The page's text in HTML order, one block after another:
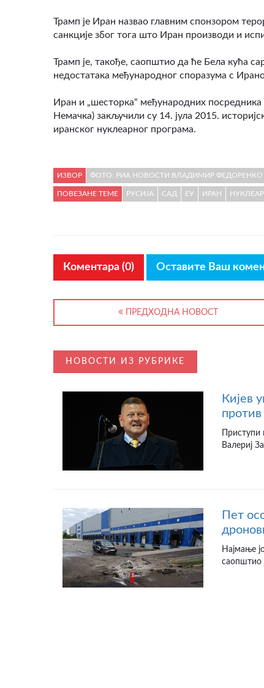
​Трамп је Иран назвао главним спонзором
санкције због тога што Иран производи и
Трамп је, такође, саопштио да ће Бела кућа
недостатака међународног споразума с
Иран и „шесторка“ међународних
Немачка) закључили су 14. јула 2015.
иранског нуклеарног програма.
ИЗВОР ФОТО: РИА НОВОСТИ ВЛАДИМИР ФЕДОРЕНКО /
ПОВЕЗАНЕ ТЕМЕ РУСИЈА САД ЕУ ИРАН
Коментара (0) Оставите Ваш
ПРЕДХОДНА НОВОСТ
НОВОСТИ ИЗ РУБРИКЕ
Кијев
Валериј
Пет
Најмање
саопштио